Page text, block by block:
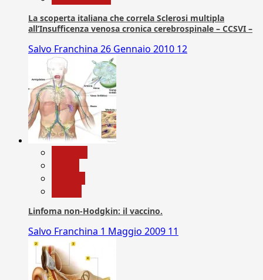
La scoperta italiana che correla Sclerosi multipla
all’Insufficenza venosa cronica cerebrospinale – CCSVI –
Salvo Franchina 26 Gennaio 2010 12
Linfoma non-Hodgkin: il vaccino.
Salvo Franchina 1 Maggio 2009 11